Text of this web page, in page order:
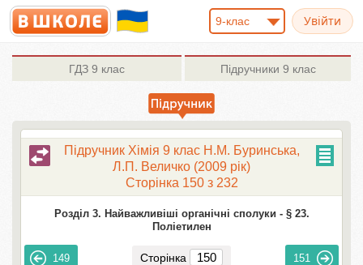
9-клас
ГДЗ 9 клас Підручники 9 клас
Підручник Хімія 9 клас Н.М. Буринська,
Л.П. Величко (2009 рік)
Сторінка 150 з 232
Розділ 3. Найважливіші органічні сполуки - § 23.
Поліетилен
149 Сторінка 151